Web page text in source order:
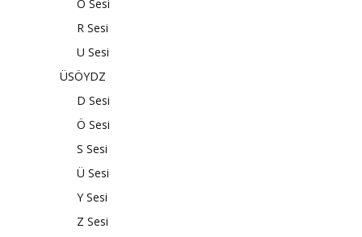
O Sesi
R Sesi
U Sesi
ÜSÖYDZ
D Sesi
Ö Sesi
S Sesi
Ü Sesi
Y Sesi
Z Sesi